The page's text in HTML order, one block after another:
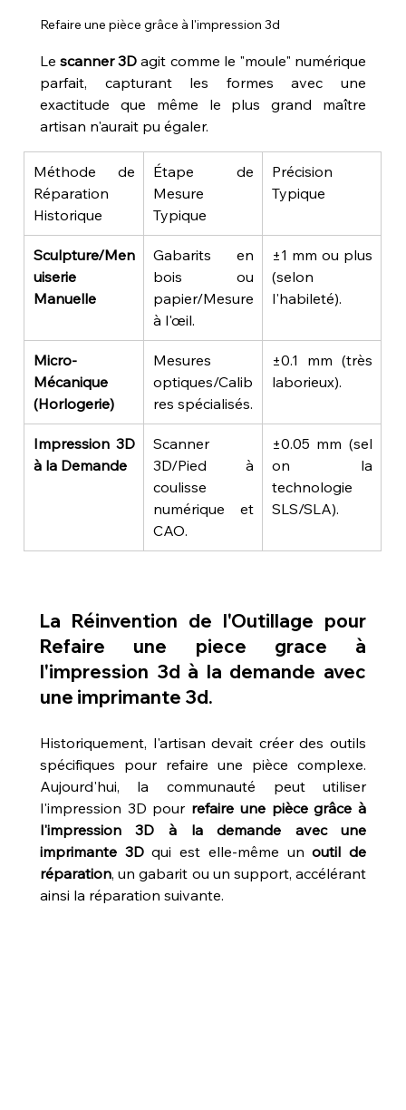
Refaire une pièce grâce à l'impression 3d
Le scanner 3D agit comme le "moule" numérique
parfait, capturant les formes avec une
exactitude que même le plus grand maître
artisan n'aurait pu égaler.
Méthode de
Réparation
Historique
Étape de
Mesure
Typique
Précision
Typique
Sculpture/Men
uiserie
Manuelle
Gabarits en
bois ou
papier/Mesure
à l'œil.
±1 mm ou plus
(selon
l'habileté).
Micro-
Mécanique
(Horlogerie)
Mesures
optiques/Calib
res spécialisés.
±0.1 mm (très
laborieux).
Impression 3D
à la Demande
Scanner
3D/Pied à
coulisse
numérique et
CAO.
±0.05 mm (sel
on la
technologie
SLS/SLA).
Refaire une piece grace à
l'impression 3d à la demande avec
une imprimante 3d.
Historiquement, l'artisan devait créer des outils
spécifiques pour refaire une pièce complexe.
Aujourd'hui, la communauté peut utiliser
l'impression 3D pour refaire une pièce grâce à
l'impression 3D à la demande avec une
imprimante 3D qui est elle-même un outil de
réparation, un gabarit ou un support, accélérant
ainsi la réparation suivante.